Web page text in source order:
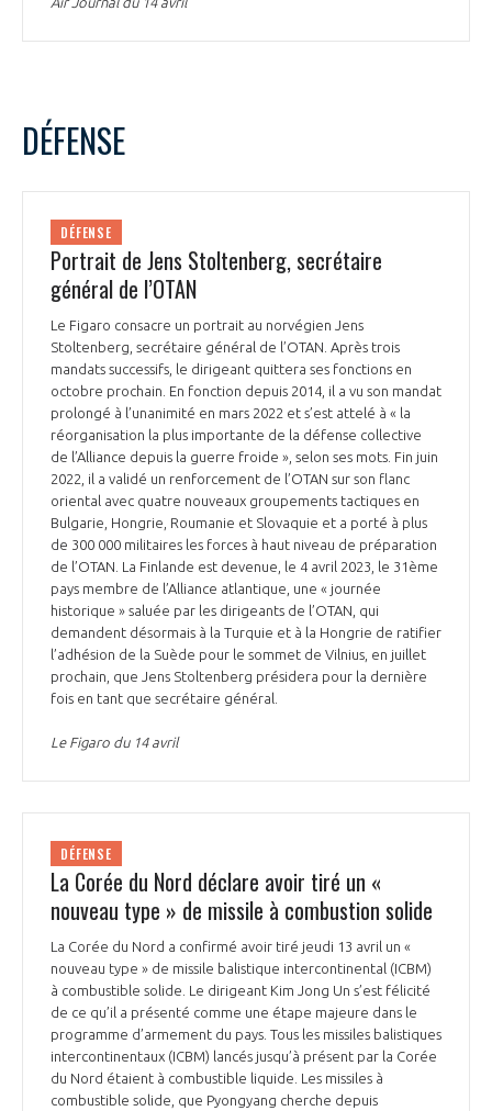
DÉFENSE
DÉFENSE
Portrait de Jens Stoltenberg, secrétaire
général de l’OTAN
Le Figaro consacre un portrait au norvégien Jens
Stoltenberg, secrétaire général de l’OTAN. Après trois
mandats successifs, le dirigeant quittera ses fonctions en
octobre prochain. En fonction depuis 2014, il a vu son mandat
prolongé à l’unanimité en mars 2022 et s’est attelé à « la
réorganisation la plus importante de la défense collective
de l’Alliance depuis la guerre froide », selon ses mots. Fin juin
2022, il a validé un renforcement de l’OTAN sur son flanc
oriental avec quatre nouveaux groupements tactiques en
Bulgarie, Hongrie, Roumanie et Slovaquie et a porté à plus
de 300 000 militaires les forces à haut niveau de préparation
de l’OTAN. La Finlande est devenue, le 4 avril 2023, le 31ème
pays membre de l’Alliance atlantique, une « journée
historique » saluée par les dirigeants de l’OTAN, qui
demandent désormais à la Turquie et à la Hongrie de ratifier
l’adhésion de la Suède pour le sommet de Vilnius, en juillet
prochain, que Jens Stoltenberg présidera pour la dernière
fois en tant que secrétaire général.
Le Figaro du 14 avril
DÉFENSE
La Corée du Nord déclare avoir tiré un «
nouveau type » de missile à combustion solide
La Corée du Nord a confirmé avoir tiré jeudi 13 avril un «
nouveau type » de missile balistique intercontinental (ICBM)
à combustible solide. Le dirigeant Kim Jong Un s’est félicité
de ce qu’il a présenté comme une étape majeure dans le
programme d’armement du pays. Tous les missiles balistiques
intercontinentaux (ICBM) lancés jusqu’à présent par la Corée
du Nord étaient à combustible liquide. Les missiles à
combustible solide, que Pyongyang cherche depuis